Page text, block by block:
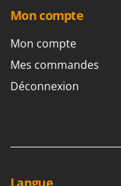
Mon compte
Mon compte
Mes commandes
Déconnexion
Langue